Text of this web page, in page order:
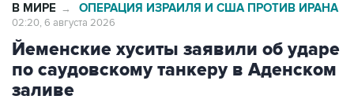
В МИРЕ → ОПЕРАЦИЯ ИЗРАИЛЯ И США ПРОТИВ ИРАНА
02:20, 6 августа 2026
Йеменские хуситы заявили об ударе
по саудовскому танкеру в Аденском
заливе